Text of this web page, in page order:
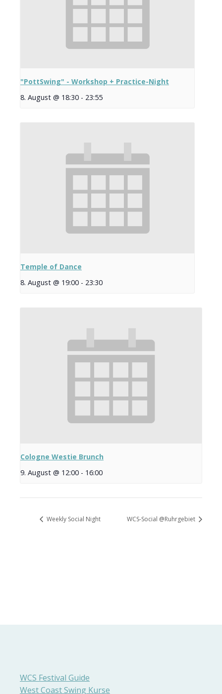
"PottSwing" - Workshop + Practice-Night
8. August @ 18:30 - 23:55
Temple of Dance
8. August @ 19:00 - 23:30
Cologne Westie Brunch
9. August @ 12:00 - 16:00
Weekly Social Night WCS-Social @Ruhrgebiet
WCS Festival Guide
West Coast Swing Kurse